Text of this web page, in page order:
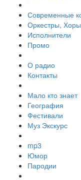
Современные
Оркестры,
Исполнители
Промо
О радио
Контакты
Мало кто знает
География
Фестивали
Муз Экскурс
mp3
Юмор
Пародии